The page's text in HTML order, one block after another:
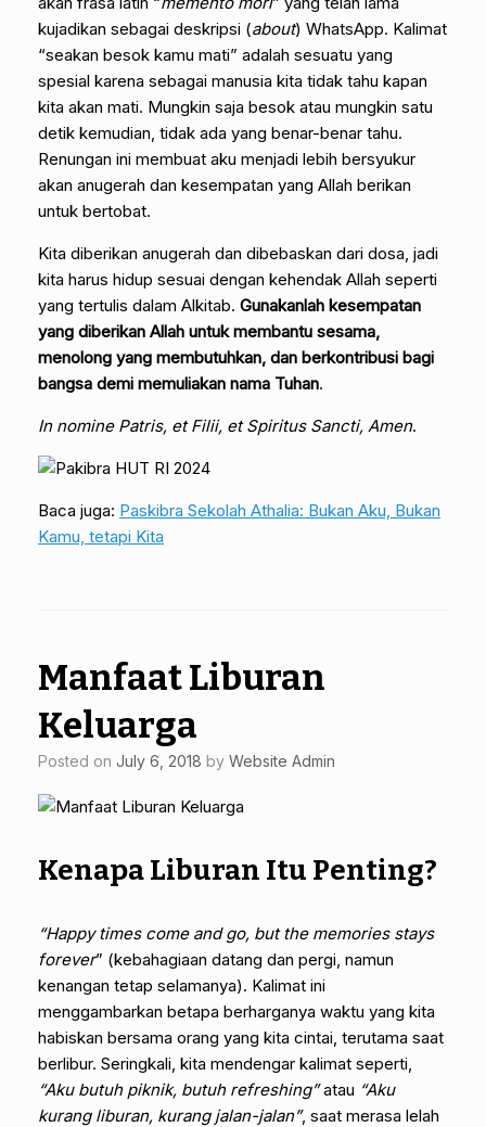
kujadikan sebagai deskripsi (about) WhatsApp. Kalimat
“seakan besok kamu mati” adalah sesuatu yang
spesial karena sebagai manusia kita tidak tahu kapan
kita akan mati. Mungkin saja besok atau mungkin satu
detik kemudian, tidak ada yang benar-benar tahu.
Renungan ini membuat aku menjadi lebih bersyukur
akan anugerah dan kesempatan yang Allah berikan
untuk bertobat.
Kita diberikan anugerah dan dibebaskan dari dosa, jadi
kita harus hidup sesuai dengan kehendak Allah seperti
yang tertulis dalam Alkitab. Gunakanlah kesempatan
yang diberikan Allah untuk membantu sesama,
menolong yang membutuhkan, dan berkontribusi bagi
bangsa demi memuliakan nama Tuhan.
In nomine Patris, et Filii, et Spiritus Sancti, Amen.
Baca juga: Paskibra Sekolah Athalia: Bukan Aku, Bukan
Kamu, tetapi Kita
Manfaat Liburan
Keluarga
Posted on July 6, 2018 by Website Admin
Kenapa Liburan Itu Penting?
“Happy times come and go, but the memories stays
forever” (kebahagiaan datang dan pergi, namun
kenangan tetap selamanya). Kalimat ini
menggambarkan betapa berharganya waktu yang kita
habiskan bersama orang yang kita cintai, terutama saat
berlibur. Seringkali, kita mendengar kalimat seperti,
“Aku butuh piknik, butuh refreshing”atau “Aku
kurang liburan, kurang jalan-jalan”, saat merasa lelah